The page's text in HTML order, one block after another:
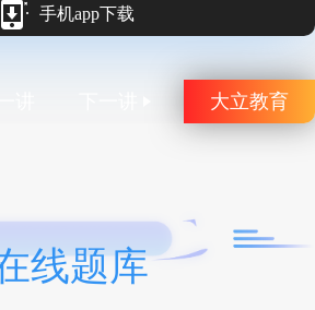
手机app下载
大立教育
线题库